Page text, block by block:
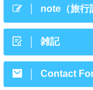
note（旅行
雑記
Contact